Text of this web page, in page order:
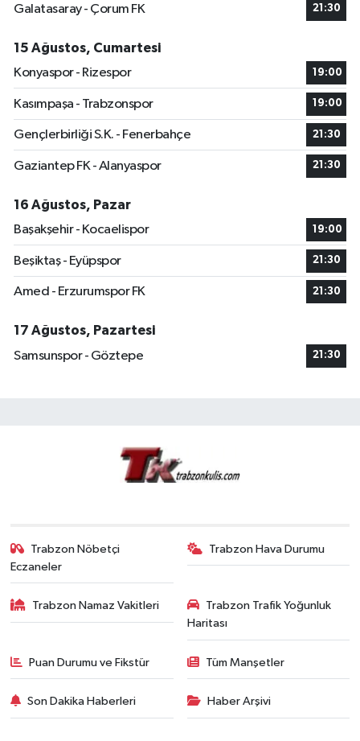
Galatasaray - Çorum FK
21:30
15 Ağustos, Cumartesi
Konyaspor - Rizespor
19:00
Kasımpaşa - Trabzonspor 19:00
Gençlerbirliği S.K. - Fenerbahçe 21:30
Gaziantep FK - Alanyaspor 21:30
16 Ağustos, Pazar
Başakşehir - Kocaelispor
19:00
Beşiktaş - Eyüpspor 21:30
Amed - Erzurumspor FK 21:30
17 Ağustos, Pazartesi
Samsunspor - Göztepe
21:30
Trabzon Nöbetçi
Eczaneler
Trabzon Hava Durumu
Trabzon Namaz Vakitleri
Trabzon Trafik Yoğunluk
Haritası
Puan Durumu ve Fikstür Tüm Manşetler
Son Dakika Haberleri Haber Arşivi